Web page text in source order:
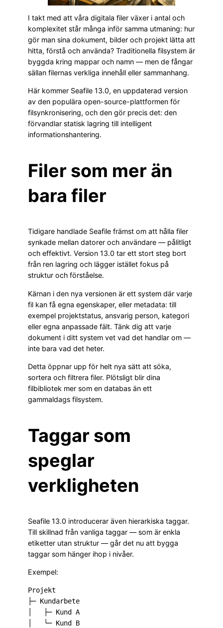
I takt med att våra digitala filer växer i antal och
komplexitet står många inför samma utmaning: hur
gör man sina dokument, bilder och projekt lätta att
hitta, förstå och använda? Traditionella filsystem är
byggda kring mappar och namn — men de fångar
sällan filernas verkliga innehåll eller sammanhang.
Här kommer Seafile 13.0, en uppdaterad version
av den populära open-source-plattformen för
filsynkronisering, och den gör precis det: den
förvandlar statisk lagring till intelligent
informationshantering.
Filer som mer än
bara filer
Tidigare handlade Seafile främst om att hålla filer
synkade mellan datorer och användare — pålitligt
och effektivt. Version 13.0 tar ett stort steg bort
från ren lagring och lägger istället fokus på
struktur och förståelse.
Kärnan i den nya versionen är ett system där varje
fil kan få egna egenskaper, eller metadata: till
exempel projektstatus, ansvarig person, kategori
eller egna anpassade fält. Tänk dig att varje
dokument i ditt system vet vad det handlar om —
inte bara vad det heter.
Detta öppnar upp för helt nya sätt att söka,
sortera och filtrera filer. Plötsligt blir dina
filbibliotek mer som en databas än ett
gammaldags filsystem.
Taggar som
speglar
verkligheten
Seafile 13.0 introducerar även hierarkiska taggar.
Till skillnad från vanliga taggar — som är enkla
etiketter utan struktur — går det nu att bygga
taggar som hänger ihop i nivåer.
Exempel:
Projekt
├─ Kundarbete
│   ├─ Kund A
│   └─ Kund B